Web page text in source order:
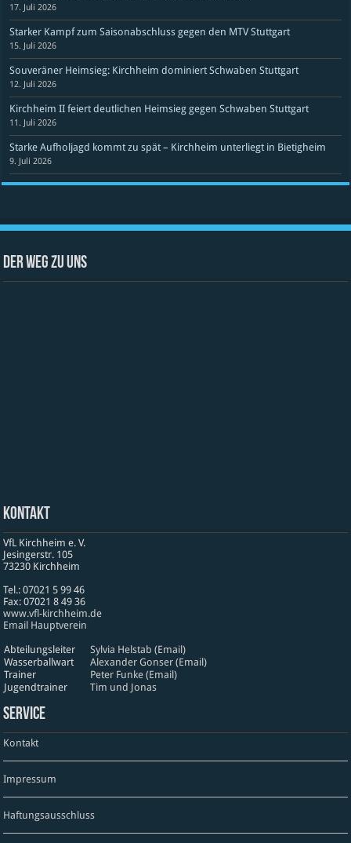
17. Juli 2026
Starker Kampf zum Saisonabschluss gegen den MTV Stuttgart
15. Juli 2026
Souveräner Heimsieg: Kirchheim dominiert Schwaben Stuttgart
12. Juli 2026
Kirchheim II feiert deutlichen Heimsieg gegen Schwaben Stuttgart
11. Juli 2026
Starke Aufholjagd kommt zu spät – Kirchheim unterliegt in Bietigheim
9. Juli 2026
Der Weg zu uns
Kontakt
VfL Kirchheim e. V.
Jesinger­str. 105
73230 Kirch­heim
Tel.: 07021 5 99 46
Fax: 07021 8 49 36
www​.vfl​-kirch​heim​.de
Email Hauptverein
Abteilungsleiter
Sylvia Helstab (Email)
Wasserballwart
Alexander Gonser (Email)
Trainer
Peter Funke (Email)
Jugendtrainer
Tim und Jonas
Service
Kontakt
Impressum
Haftungsausschluss